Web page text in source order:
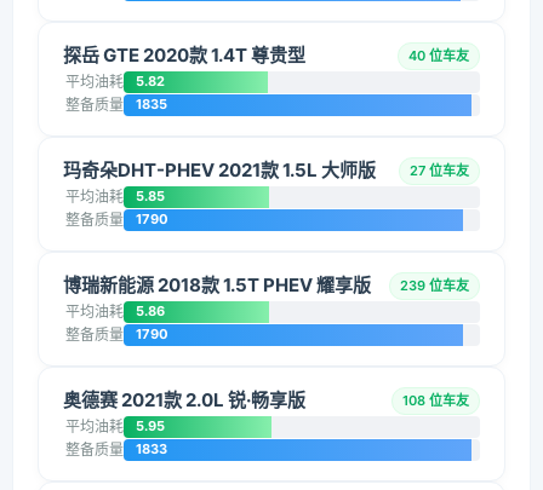
探岳 GTE 2020款 1.4T 尊贵型 40 位车友
平均油耗 5.82
整备质量 1835
玛奇朵DHT-PHEV 2021款 1.5L 大师版 27 位车友
平均油耗 5.85
整备质量 1790
博瑞新能源 2018款 1.5T PHEV 耀享版 239 位车友
平均油耗 5.86
整备质量 1790
奥德赛 2021款 2.0L 锐·畅享版 108 位车友
平均油耗 5.95
整备质量 1833